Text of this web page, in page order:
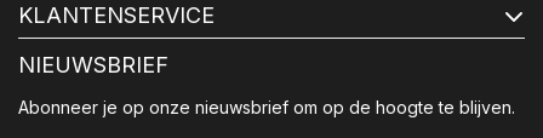
KLANTENSERVICE
NIEUWSBRIEF
Abonneer je op onze nieuwsbrief om op de hoogte te blijven.